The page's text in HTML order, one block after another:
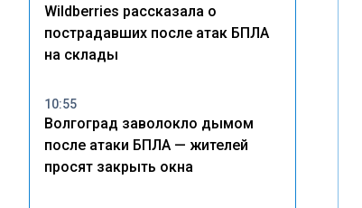
Wildberries рассказала о
пострадавших после атак БПЛА
на склады
10:55
Волгоград заволокло дымом
после атаки БПЛА — жителей
просят закрыть окна